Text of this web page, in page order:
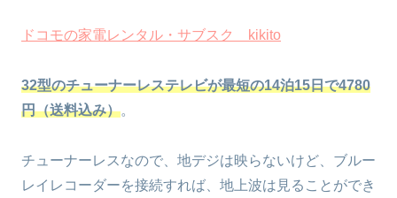
ドコモの家電レンタル・サブスク kikito
32型のチューナーレステレビが最短の14泊15日で4780
円（送料込み）。
チューナーレスなので、地デジは映らないけど、ブルー
レイレコーダーを接続すれば、地上波は見ることができ